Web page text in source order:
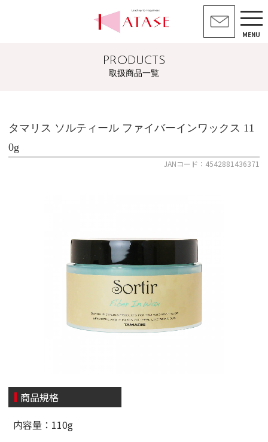
MENU
PRODUCTS
取扱商品一覧
タマリス ソルティール ファイバーインワックス 11
0g
JANコード：4542881436371
商品規格
内容量：110g